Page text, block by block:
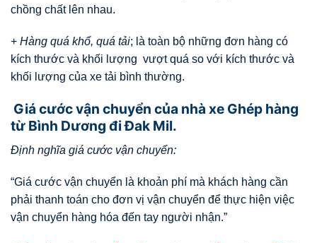
chồng chất lên nhau.
+ Hàng quá khổ, quá tải; là toàn bộ những đơn hàng có
kích thước và khối lượng vượt quá so với kích thước và
khối lượng của xe tải bình thường.
Giá cước vận chuyển của nhà xe Ghép hàng
từ Bình Dương đi Đak Mil.
Định nghĩa giá cước vận chuyển:
“Giá cước vận chuyển là khoản phí mà khách hàng cần
phải thanh toán cho đơn vị vận chuyển để thực hiện việc
vận chuyển hàng hóa đến tay người nhận.”